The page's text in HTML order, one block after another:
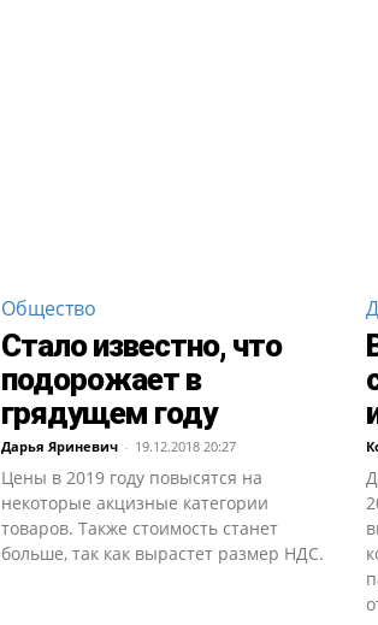
Общество
Стало известно, что
подорожает в
грядущем году
Дарья Яриневич - 19.12.2018 20:27
Цены в 2019 году повысятся на
некоторые акцизные категории
товаров. Также стоимость станет
больше, так как вырастет размер НДС.